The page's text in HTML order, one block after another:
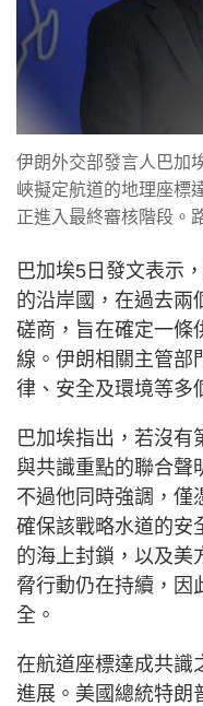
伊朗外交部發言人巴加
峽擬定航道的地理座標
正進入最終審核階段。
巴加埃5日發文表示
的沿岸國，在過去兩
磋商，旨在確定一條
線。伊朗相關主管部
律、安全及環境等多
巴加埃指出，若沒有
與共識重點的聯合聲
不過他同時強調，僅
確保該戰略水道的安
的海上封鎖，以及美
脅行動仍在持續，因
全。
在航道座標達成共識
進展。美國總統特朗